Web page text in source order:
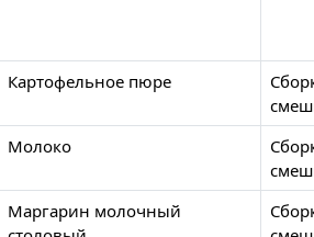
Картофельное пюре
Молоко
Маргарин молочный